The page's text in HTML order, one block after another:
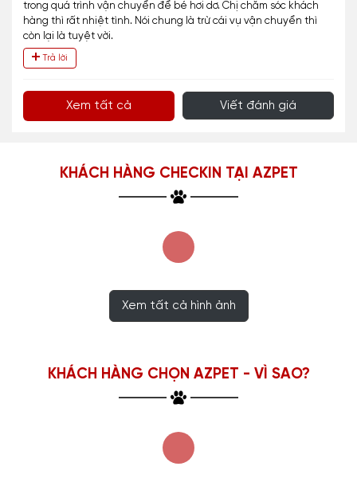
trong quá trình vận chuyển để bé hơi dơ. Chị chăm sóc khách
hàng thì rất nhiệt tình. Nói chung là trừ cái vụ vận chuyển thì
còn lại là tuyệt vời.
Trả lời
Xem tất cả Viết đánh giá
KHÁCH HÀNG CHECKIN TẠI AZPET
Xem tất cả hình ảnh
KHÁCH HÀNG CHỌN AZPET - VÌ SAO?